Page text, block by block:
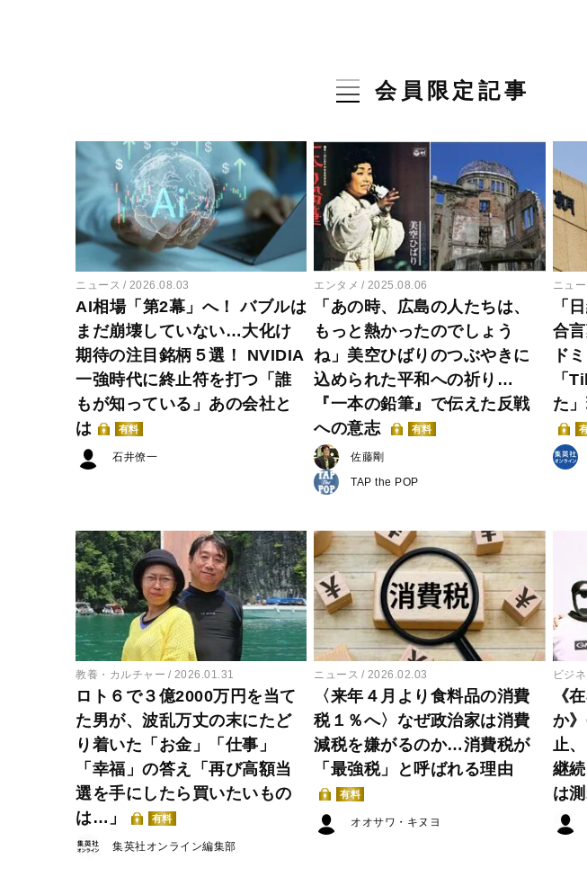
会員限定記事
ニュース 2026.08.03
AI相場「第2幕」へ！ バブルは
まだ崩壊していない…大化け
期待の注目銘柄５選！ NVIDIA
一強時代に終止符を打つ「誰
もが知っている」あの会社と
は
有料
石井僚一
エンタメ 2025.08.06
「あの時、広島の人たちは、
もっと熱かったのでしょう
ね」美空ひばりのつぶやきに
込められた平和への祈り…
『一本の鉛筆』で伝えた反戦
への意志
有料
佐藤剛
TAP the POP
ニュ
「
合
ド
「
た
教養・カルチャー 2026.01.31
ロト６で３億2000万円を当て
た男が、波乱万丈の末にたど
り着いた「お金」「仕事」
「幸福」の答え「再び高額当
選を手にしたら買いたいもの
は…」
有料
集英社オンライン編集部
ニュース 2026.02.03
〈来年４月より食料品の消費
税１％へ〉なぜ政治家は消費
減税を嫌がるのか…消費税が
「最強税」と呼ばれる理由
有料
オオサワ・キヌヨ
ビジ
《
か
止
継
は